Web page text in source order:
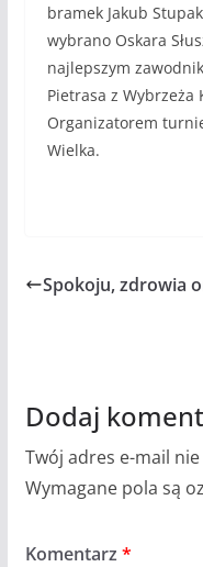
bramek Jakub
wybrano Oskara
najlepszym
Pietrasa z Wybrzeża
Organizatorem
Wielka.
Spokoju,
Dodaj
Twój adres e-mail
Wymagane pola są
Komentarz *